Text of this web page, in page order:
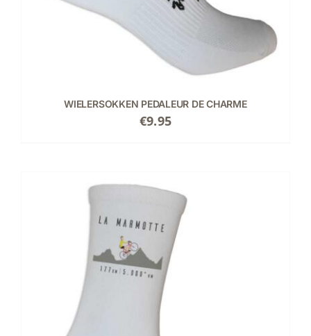
WIELERSOKKEN PEDALEUR DE CHARME
€9.95